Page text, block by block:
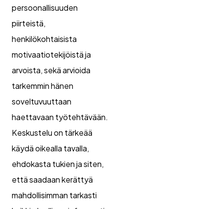
persoonallisuuden
piirteistä,
henkilökohtaisista
motivaatiotekijöistä ja
arvoista, sekä arvioida
tarkemmin hänen
soveltuvuuttaan
haettavaan työtehtävään.
Keskustelu on tärkeää
käydä oikealla tavalla,
ehdokasta tukien ja siten,
että saadaan kerättyä
mahdollisimman tarkasti